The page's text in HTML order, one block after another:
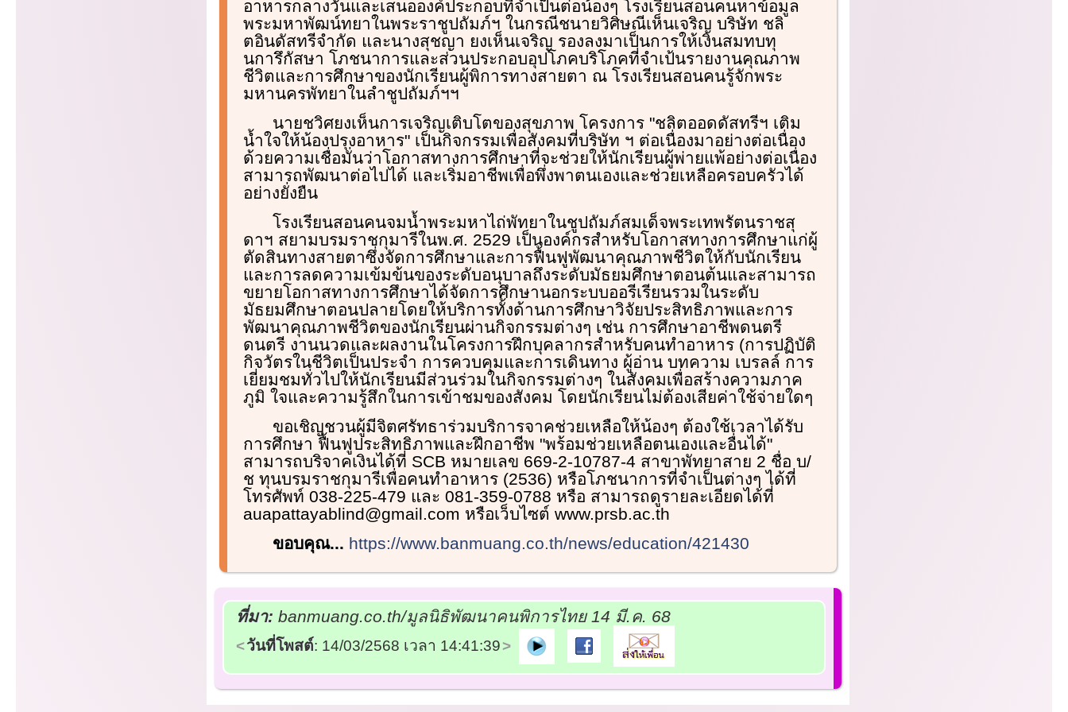
อาหารกลางวันและเสนอองค์ประกอบที่จำเป็นต่อน้องๆ โรงเรียนสอนคนหาข้อมูล
พระมหาพัฒน์ทยาในพระราชูปถัมภ์ฯ ในกรณีชนายวิศิษณีเห็นเจริญ บริษัท ชลิ
ตอินดัสทรีจำกัด และนางสุชญา ยงเห็นเจริญ รองลงมาเป็นการให้เงินสมทบทุ
นการึกัสษา โภชนาการและส่วนประกอบอุปโภคบริโภคที่จำเป้นรายงานคุณภาพ
ชีวิตและการศึกษาของนักเรียนผู้พิการทางสายตา ณ โรงเรียนสอนคนรู้จักพระ
มหานครพัทยาในลำชูปถัมภ์ฯฯ
นายชวิศยงเห็นการเจริญเติบโตของสุขภาพ โครงการ "ชลิตออดดัสทรีฯ เติม
น้ำใจให้น้องปรุงอาหาร" เป็นกิจกรรมเพื่อสังคมที่บริษัท ฯ ต่อเนื่องมาอย่างต่อเนื่อง
ด้วยความเชื่อมั่นว่าโอกาสทางการศึกษาที่จะช่วยให้นักเรียนผู้พ่ายแพ้อย่างต่อเนื่อง
สามารถพัฒนาต่อไปได้ และเริ่มอาชีพเพื่อพึ่งพาตนเองและช่วยเหลือครอบครัวได้
อย่างยั่งยืน
โรงเรียนสอนคนจมน้ำพระมหาไถ่พัทยาในชูปถัมภ์สมเด็จพระเทพรัตนราชสุ
ดาฯ สยามบรมราชกุมารีในพ.ศ. 2529 เป็นองค์กรสำหรับโอกาสทางการศึกษาแก่ผู้
ตัดสินทางสายตาซึ่งจัดการศึกษาและการฟื้นฟูพัฒนาคุณภาพชีวิตให้กับนักเรียน
และการลดความเข้มข้นของระดับอนุบาลถึงระดับมัธยมศึกษาตอนต้นและสามารถ
ขยายโอกาสทางการศึกษาได้จัดการศึกษานอกระบบออรีเรียนรวมในระดับ
มัธยมศึกษาตอนปลายโดยให้บริการทั้งด้านการศึกษาวิจัยประสิทธิภาพและการ
พัฒนาคุณภาพชีวิตของนักเรียนผ่านกิจกรรมต่างๆ เช่น การศึกษาอาชีพดนตรี
ดนตรี งานนวดและผลงานในโครงการฝึกบุคลากรสำหรับคนทำอาหาร (การปฏิบัติ
กิจวัตรในชีวิตเป็นประจำ การควบคุมและการเดินทาง ผู้อ่าน บทความ เบรลล์ การ
เยี่ยมชมทั่วไปให้นักเรียนมีส่วนร่วมในกิจกรรมต่างๆ ในสังคมเพื่อสร้างความภาค
ภูมิ ใจและความรู้สึกในการเข้าชมของสังคม โดยนักเรียนไม่ต้องเสียค่าใช้จ่ายใดๆ
ขอเชิญชวนผู้มีจิตศรัทธาร่วมบริการจาคช่วยเหลือให้น้องๆ ต้องใช้เวลาได้รับ
การศึกษา ฟื้นฟูประสิทธิภาพและฝึกอาชีพ "พร้อมช่วยเหลือตนเองและอื่นได้"
สามารถบริจาคเงินได้ที่ SCB หมายเลข 669-2-10787-4 สาขาพัทยาสาย 2 ชื่อ บ/
ช ทุนบรมราชกุมารีเพื่อคนทำอาหาร (2536) หรือโภชนาการที่จำเป็นต่างๆ ได้ที่
โทรศัพท์ 038-225-479 และ 081-359-0788 หรือ สามารถดูรายละเอียดได้ที่
auapattayablind@gmail.com หรือเว็บไซต์ www.prsb.ac.th
ขอบคุณ... https://www.banmuang.co.th/news/education/421430
ที่มา: banmuang.co.th/มูลนิธิพัฒนาคนพิการไทย 14 มี.ค. 68
วันที่โพสต์: 14/03/2568 เวลา 14:41:39